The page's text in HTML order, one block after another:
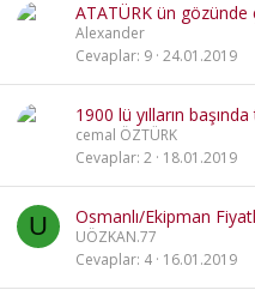
ATATÜRK ün
Alexander
Cevaplar 9 24.01.2019
1900 lü yılların
cemal ÖZTÜRK
Cevaplar 2 18.01.2019
U Osmanlı/Ekipman
UÖZKAN.77
Cevaplar 4 16.01.2019